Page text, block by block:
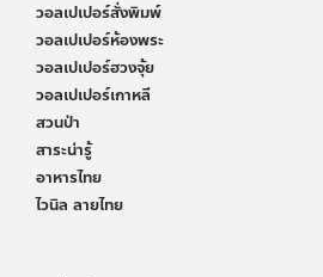
วอลเปเปอร์สั่งพิมพ์
วอลเปเปอร์ห้องพระ
วอลเปเปอร์ฮวงจุ้ย
วอลเปเปอร์เกาหลี
สวนป่า
สาระน่ารู้
อาหารไทย
ไวนิล ลายไทย